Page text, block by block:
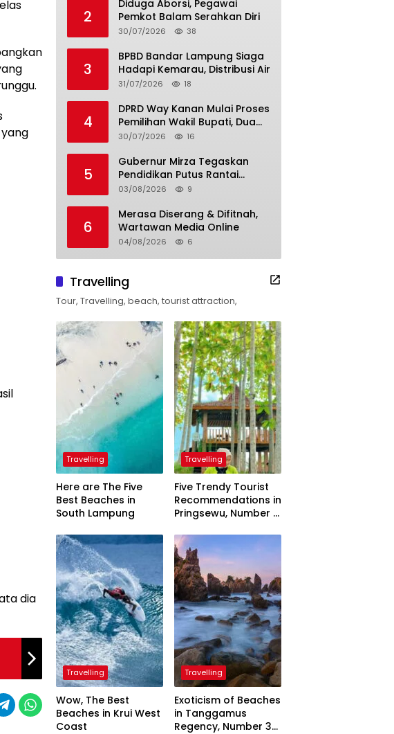
dia
2
Diduga Aborsi, Pegawai
Pemkot Balam Serahkan Diri
30/07/2026 38
3
BPBD Bandar Lampung Siaga
Hadapi Kemarau, Distribusi Air
31/07/2026 18
4
DPRD Way Kanan Mulai Proses
Pemilihan Wakil Bupati, Dua
Nama Resmi Bersaing
30/07/2026 16
5
Gubernur Mirza Tegaskan
Pendidikan Putus Rantai
Kemiskinan
03/08/2026 9
6
Merasa Diserang & Difitnah,
Wartawan Media Online
04/08/2026 6
Travelling
Tour, Travelling, beach, tourist attraction,
Travelling
Here are The Five
Best Beaches in
South Lampung
Travelling
Five Trendy Tourist
Recommendations in
Pringsewu, Number 3
President
Travelling
Wow, The Best
Beaches in Krui West
Coast
Travelling
Exoticism of Beaches
in Tanggamus
Regency, Number 3